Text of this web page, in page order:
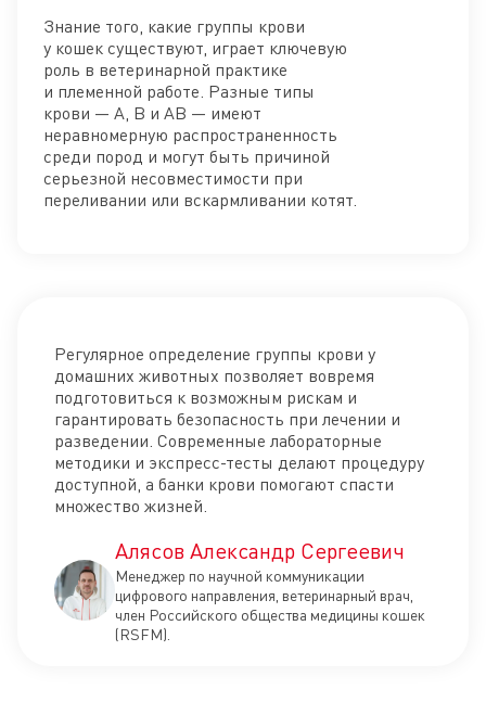
Знание того, какие группы крови
у кошек существуют, играет ключевую
роль в ветеринарной практике
и племенной работе. Разные типы
крови — A, B и AB — имеют
неравномерную распространенность
среди пород и могут быть причиной
серьезной несовместимости при
переливании или вскармливании котят.
Регулярное определение группы крови у
домашних животных позволяет вовремя
подготовиться к возможным рискам и
гарантировать безопасность при лечении и
разведении. Современные лабораторные
методики и экспресс-тесты делают процедуру
доступной, а банки крови помогают спасти
множество жизней.
Алясов Александр Сергеевич
Менеджер по научной коммуникации
цифрового направления, ветеринарный врач,
член Российского общества медицины кошек
(RSFM).